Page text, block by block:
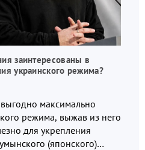
заинтересованы в
украинского режима?
выгодно максимально
режима, выжав из него
для укрепления
(японского)